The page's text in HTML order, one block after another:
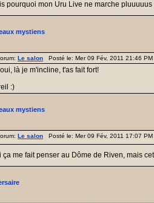
pourquoi mon Uru Live ne marche
mystiens
Le salon Posté le: Mer 09 Fév, 2011 21:46
là je m'incline, t'as fait fort!
:)
mystiens
Le salon Posté le: Mer 09 Fév, 2011 17:07
ça me fait penser au Dôme de Riven, mais